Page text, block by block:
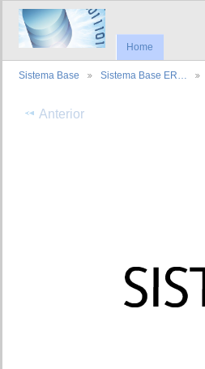
Home
Sistema Base Sistema Base ER…
Anterior